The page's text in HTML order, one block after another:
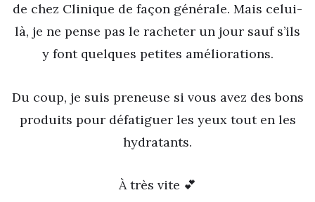
de chez Clinique de façon générale. Mais celui-
là, je ne pense pas le racheter un jour sauf s’ils
y font quelques petites améliorations.
Du coup, je suis preneuse si vous avez des bons
produits pour défatiguer les yeux tout en les
hydratants.
À très vite 💕